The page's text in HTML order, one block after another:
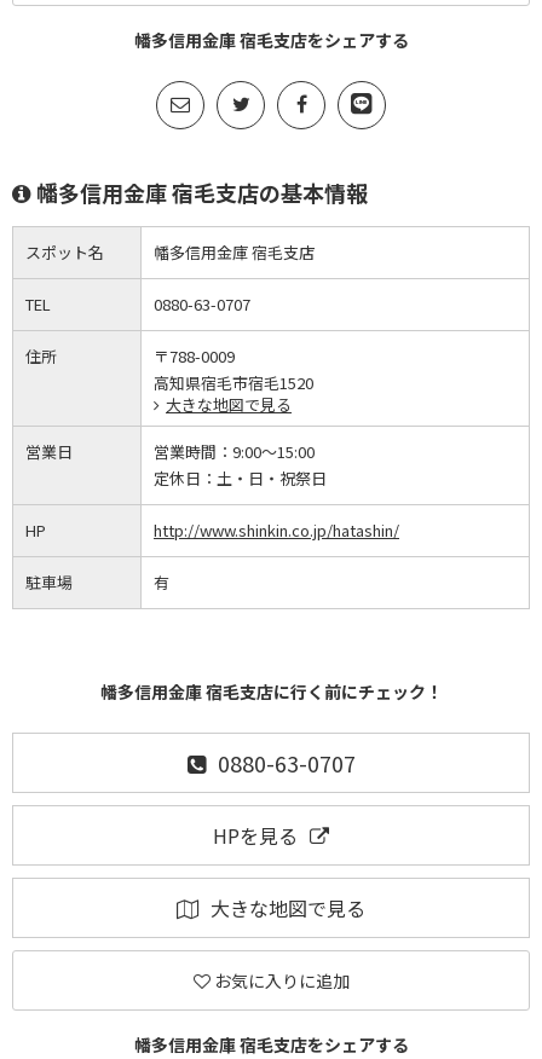
幡多信用金庫 宿毛支店をシェアする
幡多信用金庫 宿毛支店の基本情報
スポット名 幡多信用金庫 宿毛支店
TEL 0880-63-0707
住所
〒788-0009
高知県宿毛市宿毛1520
大きな地図で見る
営業日 営業時間： 9:00～15:00
定休日： 土・日・祝祭日
HP http://www.shinkin.co.jp/hatashin/
駐車場 有
幡多信用金庫 宿毛支店に行く前にチェック！
0880-63-0707
HPを見る
大きな地図で見る
お気に入りに追加
幡多信用金庫 宿毛支店をシェアする